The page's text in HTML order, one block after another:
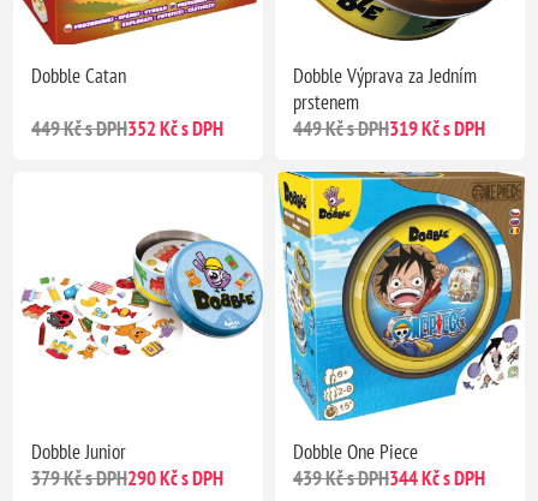
Dobble Catan
449 Kč s DPH352 Kč s DPH
Dobble Výprava za Jedním
prstenem
449 Kč s DPH319 Kč s DPH
Dobble Junior
379 Kč s DPH290 Kč s DPH
Dobble One Piece
439 Kč s DPH344 Kč s DPH